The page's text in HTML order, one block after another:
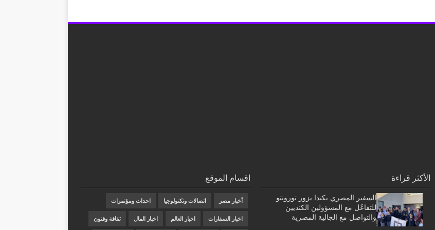
الأكثر قراءة
السفير المصري بكندا يزور تورونتو
للتفاعُل مع المسؤولين الكنديين
والتواصل مع الجالية المصرية
اقسام الموقع
أخبار مصر اتصالات وتكنولوجيا احداث ومؤتمرات
اخبار السفارات اخبار العالم اخبار المال ثقافة وفنون